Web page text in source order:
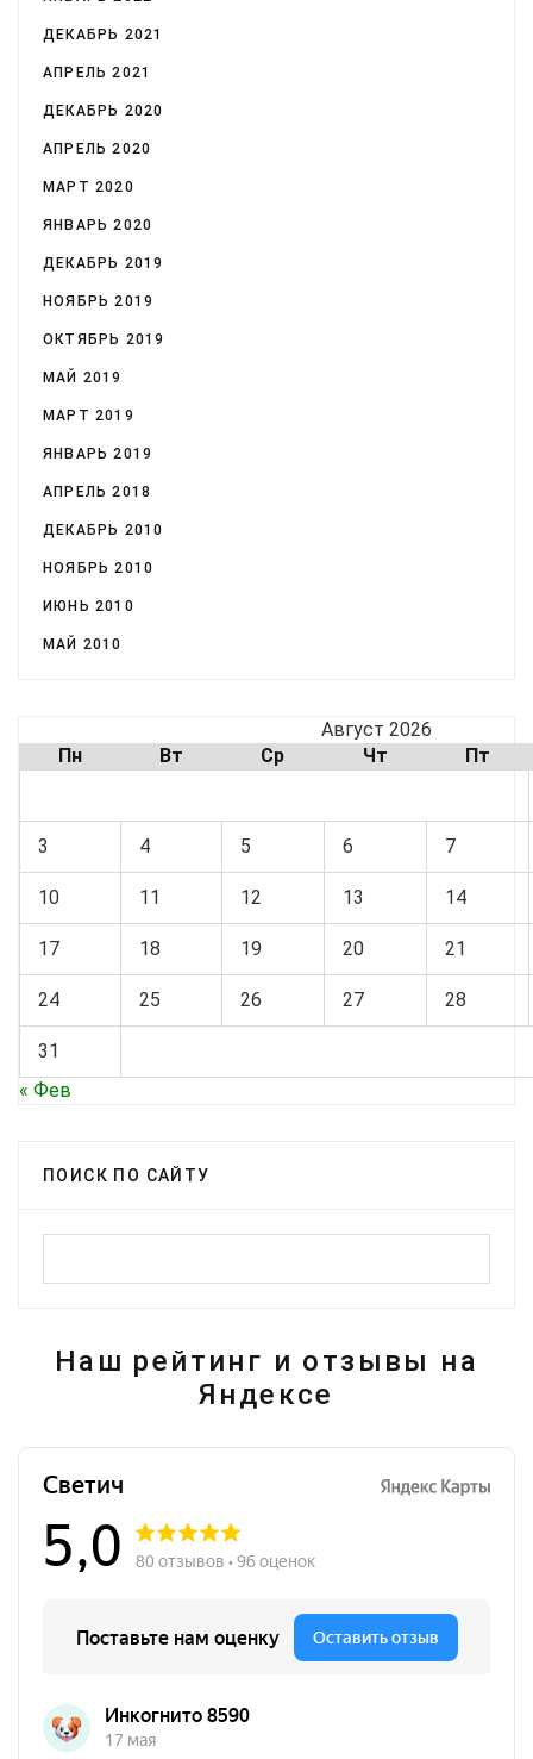
ДЕКАБРЬ 2021
АПРЕЛЬ 2021
ДЕКАБРЬ 2020
АПРЕЛЬ 2020
МАРТ 2020
ЯНВАРЬ 2020
ДЕКАБРЬ 2019
НОЯБРЬ 2019
ОКТЯБРЬ 2019
МАЙ 2019
МАРТ 2019
ЯНВАРЬ 2019
АПРЕЛЬ 2018
ДЕКАБРЬ 2010
НОЯБРЬ 2010
ИЮНЬ 2010
МАЙ 2010
Август 2026
Пн
Вт Ср Чт Пт
3 4 5 6 7
10 11 12 13 14
17 18 19 20 21
24 25 26 27 28
31
« Фев
ПОИСК ПО САЙТУ
Наш рейтинг и отзывы на
Яндексе